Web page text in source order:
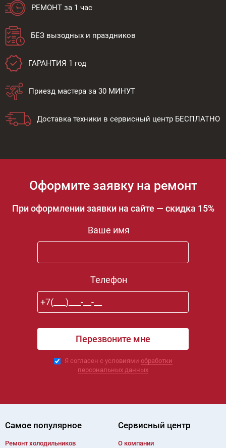
РЕМОНТ за 1 час
БЕЗ вызодных и праздников
ГАРАНТИЯ 1 год
Приезд мастера за 30 МИНУТ
Доставка техники в сервисный центр БЕСПЛАТНО
Оформите заявку на ремонт
При оформлении заявки на сайте — скидка 15%
Ваше имя
Телефон
Я согласен с условиями обработки
персональных данных
Самое популярное
Ремонт холодильников
Сервисный центр
О компании